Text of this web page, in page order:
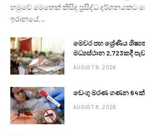
හමුවේ මෙතෙක් කිසිදු ප්‍රසිද්ධ දර්ශනයකට
ඉරානයේ…
මෙවර පහ ශ්‍රේණිය
මධ්‍යස්ථාන 2,723කදී
AUGUST 9, 2026
ඩෙංගු මරණ ගණන 64ක්
AUGUST 8, 2026